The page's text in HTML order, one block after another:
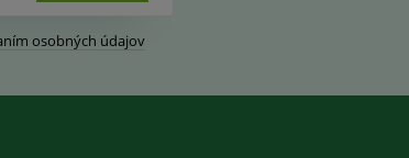
osobných údajov